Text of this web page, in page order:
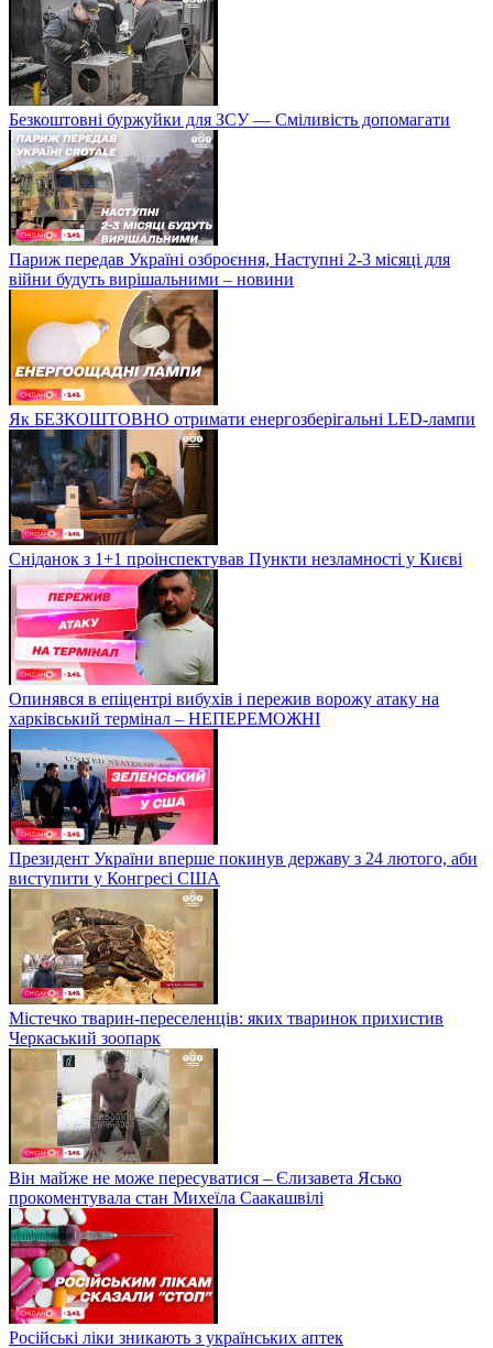
Безкоштовні буржуйки для ЗСУ — Сміливість допомагати
Париж передав Україні озброєння, Наступні 2-3 місяці для
війни будуть вирішальними – новини
Як БЕЗКОШТОВНО отримати енергозберігальні LED-лампи
Сніданок з 1+1 проінспектував Пункти незламності у Києві
Опинявся в епіцентрі вибухів і пережив ворожу атаку на
харківський термінал – НЕПЕРЕМОЖНІ
Президент України вперше покинув державу з 24 лютого, аби
виступити у Конгресі США
Містечко тварин-переселенців: яких тваринок прихистив
Черкаський зоопарк
Він майже не може пересуватися – Єлизавета Ясько
прокоментувала стан Михеїла Саакашвілі
Російські ліки зникають з українських аптек